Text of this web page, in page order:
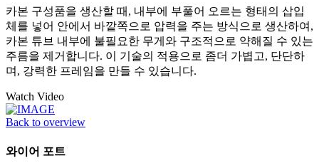
카본 구성품을 생산할 때, 내부에 부풀어 오르는 형태의 삽입
체를 넣어 안에서 바깥쪽으로 압력을 주는 방식으로 생산하여,
카본 튜브 내부에 불필요한 무게와 구조적으로 약해질 수 있는
주름을 제거합니다. 이 기술의 적용으로 좀더 가볍고, 단단하
며, 강력한 프레임을 만들 수 있습니다.
Watch Video
Back to overview
와이어 포트